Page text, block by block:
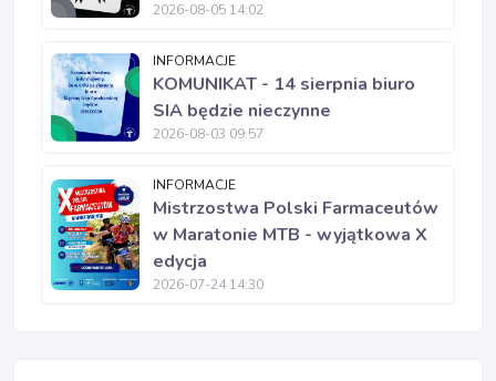
2026-08-05 14:02
INFORMACJE
KOMUNIKAT - 14 sierpnia biuro
SIA będzie nieczynne
2026-08-03 09:57
INFORMACJE
Mistrzostwa Polski Farmaceutów
w Maratonie MTB - wyjątkowa X
edycja
2026-07-24 14:30